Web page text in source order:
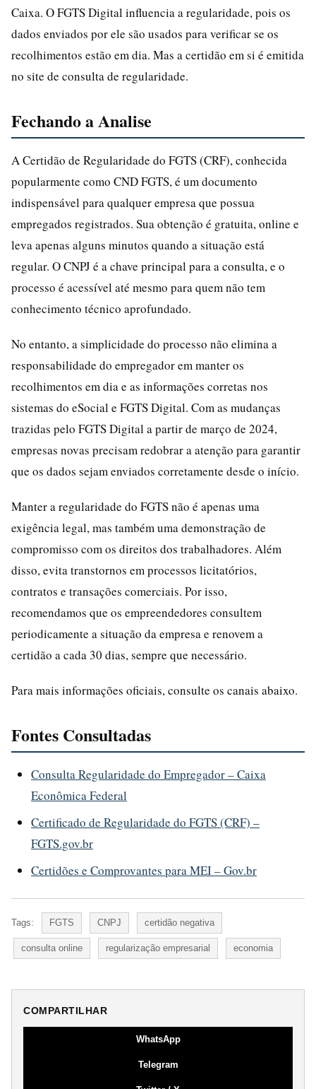
Caixa. O FGTS Digital influencia a regularidade, pois os
dados enviados por ele são usados para verificar se os
recolhimentos estão em dia. Mas a certidão em si é emitida
no site de consulta de regularidade.
Fechando a Analise
A Certidão de Regularidade do FGTS (CRF), conhecida
popularmente como CND FGTS, é um documento
indispensável para qualquer empresa que possua
empregados registrados. Sua obtenção é gratuita, online e
leva apenas alguns minutos quando a situação está
regular. O CNPJ é a chave principal para a consulta, e o
processo é acessível até mesmo para quem não tem
conhecimento técnico aprofundado.
No entanto, a simplicidade do processo não elimina a
responsabilidade do empregador em manter os
recolhimentos em dia e as informações corretas nos
sistemas do eSocial e FGTS Digital. Com as mudanças
trazidas pelo FGTS Digital a partir de março de 2024,
empresas novas precisam redobrar a atenção para garantir
que os dados sejam enviados corretamente desde o início.
Manter a regularidade do FGTS não é apenas uma
exigência legal, mas também uma demonstração de
compromisso com os direitos dos trabalhadores. Além
disso, evita transtornos em processos licitatórios,
contratos e transações comerciais. Por isso,
recomendamos que os empreendedores consultem
periodicamente a situação da empresa e renovem a
certidão a cada 30 dias, sempre que necessário.
Para mais informações oficiais, consulte os canais abaixo.
Fontes Consultadas
Consulta Regularidade do Empregador – Caixa
Econômica Federal
Certificado de Regularidade do FGTS (CRF) –
FGTS.gov.br
Certidões e Comprovantes para MEI – Gov.br
Tags: FGTS CNPJ certidão negativa
consulta online regularização empresarial economia
COMPARTILHAR
WhatsApp
Telegram